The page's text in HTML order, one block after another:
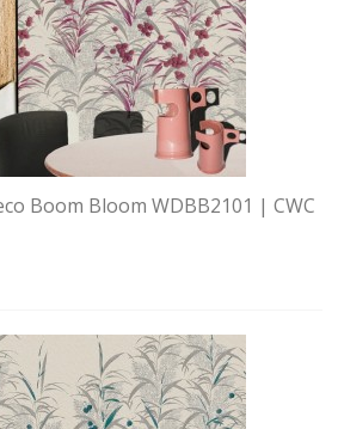
Boom Bloom WDBB2101 | CWC